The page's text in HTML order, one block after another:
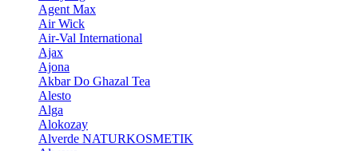
Agent Max
Air Wick
Air-Val International
Ajax
Ajona
Akbar Do Ghazal Tea
Alesto
Alga
Alokozay
Alverde NATURKOSMETIK